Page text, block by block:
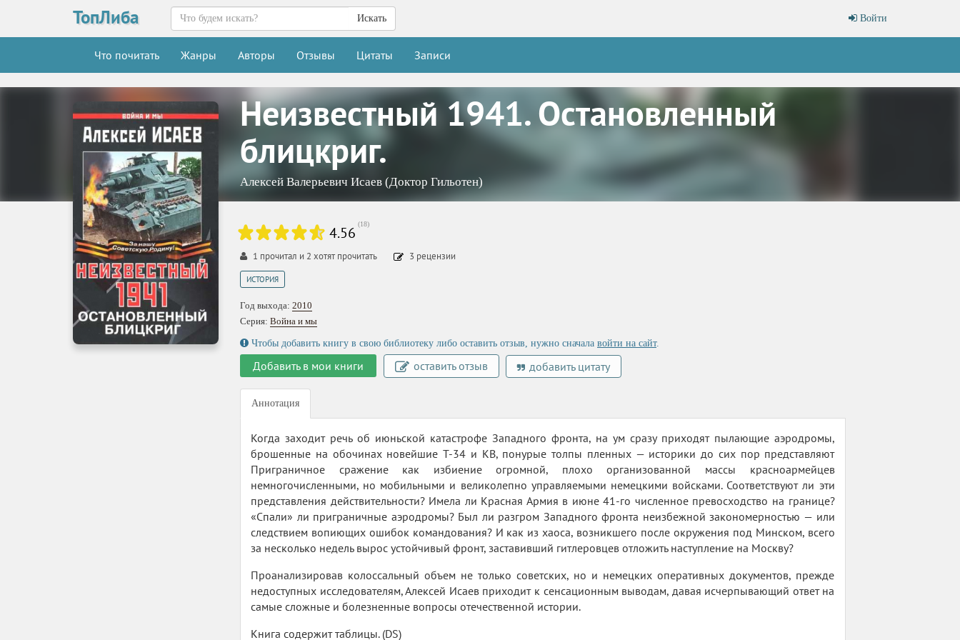
ТопЛиба Войти
Искать
Что почитать Жанры Авторы Отзывы Цитаты Записи
Неизвестный 1941. Остановленный
блицкриг.
Алексей Валерьевич Исаев (Доктор Гильотен)
4.56 (18)
1 прочитал и 2 хотят прочитать 3 рецензии
ИСТОРИЯ
Год выхода: 2010
Серия: Война и мы
Чтобы добавить книгу в свою библиотеку либо оставить отзыв, нужно сначала войти на сайт.
Добавить в мои книги оставить отзыв добавить цитату
Аннотация
Когда заходит речь об июньской катастрофе Западного фронта, на ум сразу приходят пылающие аэродромы,
брошенные на обочинах новейшие Т-34 и КВ, понурые толпы пленных — историки до сих пор представляют
Приграничное сражение как избиение огромной, плохо организованной массы красноармейцев
немногочисленными, но мобильными и великолепно управляемыми немецкими войсками. Соответствуют ли эти
представления действительности? Имела ли Красная Армия в июне 41-го численное превосходство на границе?
«Спали» ли приграничные аэродромы? Был ли разгром Западного фронта неизбежной закономерностью — или
следствием вопиющих ошибок командования? И как из хаоса, возникшего после окружения под Минском, всего
за несколько недель вырос устойчивый фронт, заставивший гитлеровцев отложить наступление на Москву?
Проанализировав колоссальный объем не только советских, но и немецких оперативных документов, прежде
недоступных исследователям, Алексей Исаев приходит к сенсационным выводам, давая исчерпывающий ответ на
самые сложные и болезненные вопросы отечественной истории.
Книга содержит таблицы. (DS)